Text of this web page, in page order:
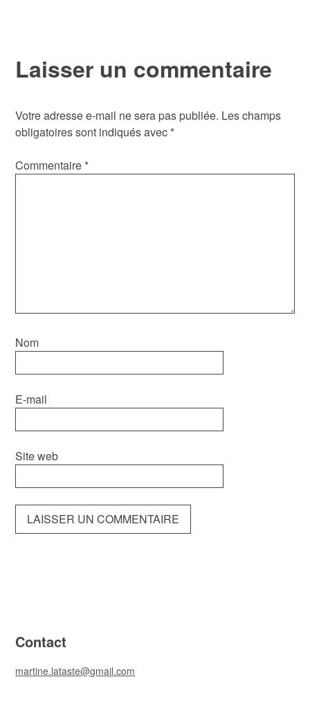
l’article
Laisser un commentaire
Votre adresse e-mail ne sera pas publiée. Les champs
obligatoires sont indiqués avec *
Commentaire *
Nom
E-mail
Site web
Contact
martine.lataste@gmail.com